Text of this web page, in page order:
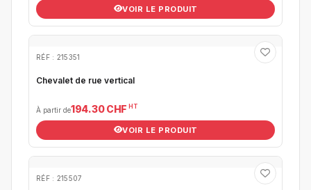
VOIR LE PRODUIT
RÉF : 215351
Chevalet de rue vertical
À partir de194.30 CHF HT
VOIR LE PRODUIT
RÉF : 215507